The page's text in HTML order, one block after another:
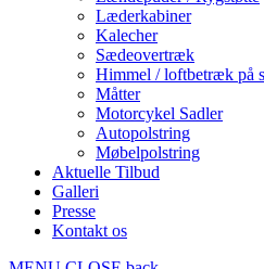
Læderkabiner
Kalecher
Sædeovertræk
Himmel / loftbetræk på
Måtter
Motorcykel Sadler
Autopolstring
Møbelpolstring
Aktuelle Tilbud
Galleri
Presse
Kontakt os